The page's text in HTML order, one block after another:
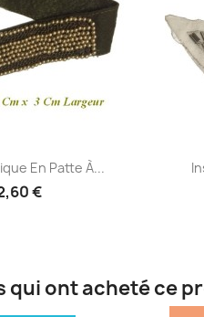
rapide
En Patte À...
€
qui ont acheté ce